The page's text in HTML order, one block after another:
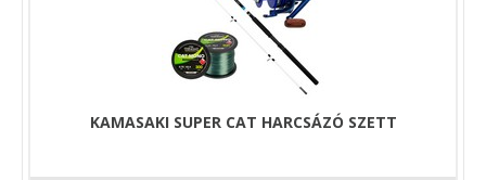
KAMASAKI SUPER CAT HARCSÁZÓ SZETT